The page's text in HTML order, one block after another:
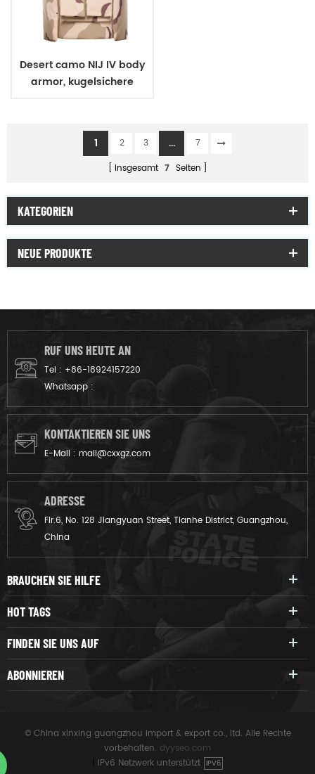
Desert camo NIJ IV body
armor, kugelsichere
1
2 3 ...
7
insgesamt 7 Seiten
KATEGORIEN
NEUE PRODUKTE
RUF UNS HEUTE AN
Tel : +86-18924157220
Whatsapp :
KONTAKTIEREN SIE UNS
E-Mail : mail@cxxgz.com
ADRESSE
Flr.6, No. 128 Jiangyuan Street, Tianhe District, Guangzhou,
China
BRAUCHEN SIE HILFE
HOT TAGS
FINDEN SIE UNS AUF
ABONNIEREN
© China xinxing guangzhou import & export co., ltd. Alle Rechte
vorbehalten. dyyseo.com
IPv6 Netzwerk unterstützt IPV6